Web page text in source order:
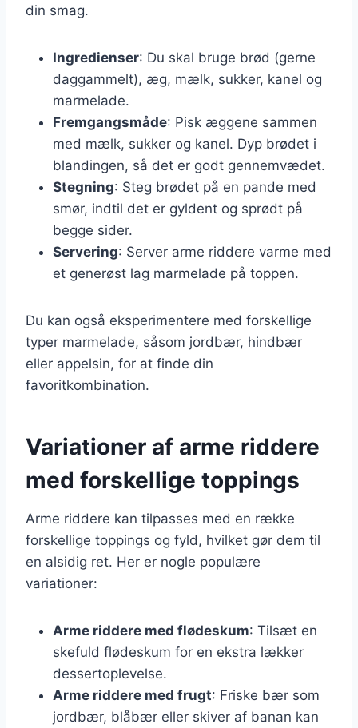
din smag.
Ingredienser: Du skal bruge brød (gerne
daggammelt), æg, mælk, sukker, kanel og
marmelade.
Fremgangsmåde: Pisk æggene sammen
med mælk, sukker og kanel. Dyp brødet i
blandingen, så det er godt gennemvædet.
Stegning: Steg brødet på en pande med
smør, indtil det er gyldent og sprødt på
begge sider.
Servering: Server arme riddere varme med
et generøst lag marmelade på toppen.
Du kan også eksperimentere med forskellige
typer marmelade, såsom jordbær, hindbær
eller appelsin, for at finde din
favoritkombination.
Variationer af arme riddere
med forskellige toppings
Arme riddere kan tilpasses med en række
forskellige toppings og fyld, hvilket gør dem til
en alsidig ret. Her er nogle populære
variationer:
Arme riddere med flødeskum: Tilsæt en
skefuld flødeskum for en ekstra lækker
dessertoplevelse.
Arme riddere med frugt: Friske bær som
jordbær, blåbær eller skiver af banan kan